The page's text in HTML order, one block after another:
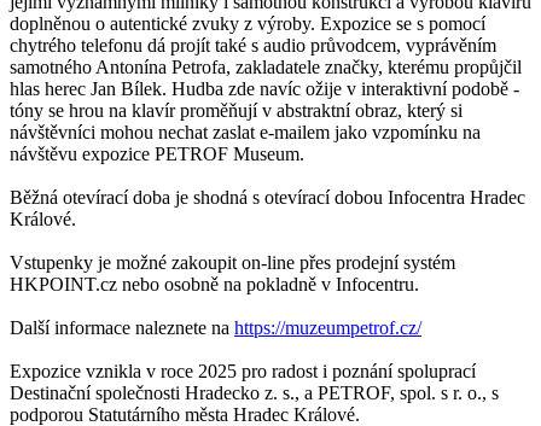
doplněnou o autentické zvuky z výroby. Expozice se s pomocí
chytrého telefonu dá projít také s audio průvodcem, vyprávěním
samotného Antonína Petrofa, zakladatele značky, kterému propůjčil
hlas herec Jan Bílek. Hudba zde navíc ožije v interaktivní podobě -
tóny se hrou na klavír proměňují v abstraktní obraz, který si
návštěvníci mohou nechat zaslat e-mailem jako vzpomínku na
návštěvu expozice PETROF Museum.
Běžná otevírací doba je shodná s otevírací dobou Infocentra Hradec
Králové.
Vstupenky je možné zakoupit on-line přes prodejní systém
HKPOINT.cz nebo osobně na pokladně v Infocentru.
Další informace naleznete na https://muzeumpetrof.cz/
Expozice vznikla v roce 2025 pro radost i poznání spoluprací
Destinační společnosti Hradecko z. s., a PETROF, spol. s r. o., s
podporou Statutárního města Hradec Králové.